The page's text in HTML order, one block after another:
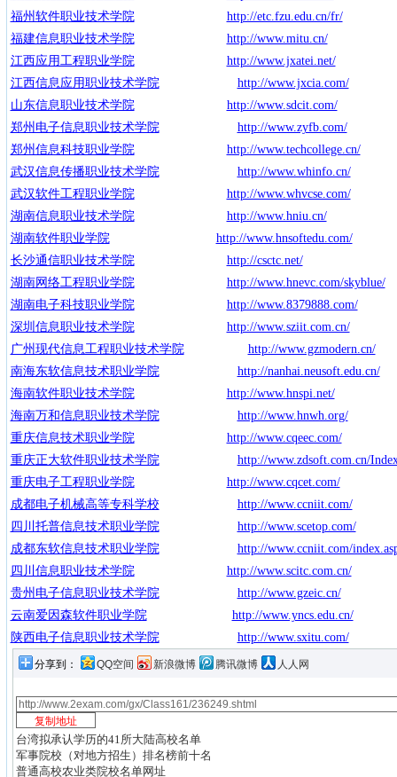
福州软件职业技术学院
http://etc.fzu.edu.cn/fr/
福建信息职业技术学院
http://www.mitu.cn/
江西应用工程职业学院
http://www.jxatei.net/
江西信息应用职业技术学院
http://www.jxcia.com/
山东信息职业技术学院
http://www.sdcit.com/
郑州电子信息职业技术学院
http://www.zyfb.com/
郑州信息科技职业学院
http://www.techcollege.cn/
武汉信息传播职业技术学院
http://www.whinfo.cn/
武汉软件工程职业学院
http://www.whvcse.com/
湖南信息职业技术学院
http://www.hniu.cn/
湖南软件职业学院
http://www.hnsoftedu.com/
长沙通信职业技术学院
http://csctc.net/
湖南网络工程职业学院
http://www.hnevc.com/skyblue/
湖南电子科技职业学院
http://www.8379888.com/
深圳信息职业技术学院
http://www.sziit.com.cn/
广州现代信息工程职业技术学院
http://www.gzmodern.cn/
南海东软信息技术职业学院
http://nanhai.neusoft.edu.cn/
海南软件职业技术学院
http://www.hnspi.net/
海南万和信息职业技术学院
http://www.hnwh.org/
重庆信息技术职业学院
http://www.cqeec.com/
重庆正大软件职业技术学院
http://www.zdsoft.com.cn/
重庆电子工程职业学院
http://www.cqcet.com/
成都电子机械高等专科学校
http://www.ccniit.com/
四川托普信息技术职业学院
http://www.scetop.com/
成都东软信息技术职业学院
http://www.ccniit.com/
四川信息职业技术学院
http://www.scitc.com.cn/
贵州电子信息职业技术学院
http://www.gzeic.cn/
云南爱因森软件职业学院
http://www.yncs.edu.cn/
陕西电子信息职业技术学院
http://www.sxitu.com/
分享到： QQ空间 新浪微博 腾讯微博 人人网
台湾拟承认学历的41所大陆高校名单
军事院校（对地方招生）排名榜前十名
普通高校农业类院校名单网址